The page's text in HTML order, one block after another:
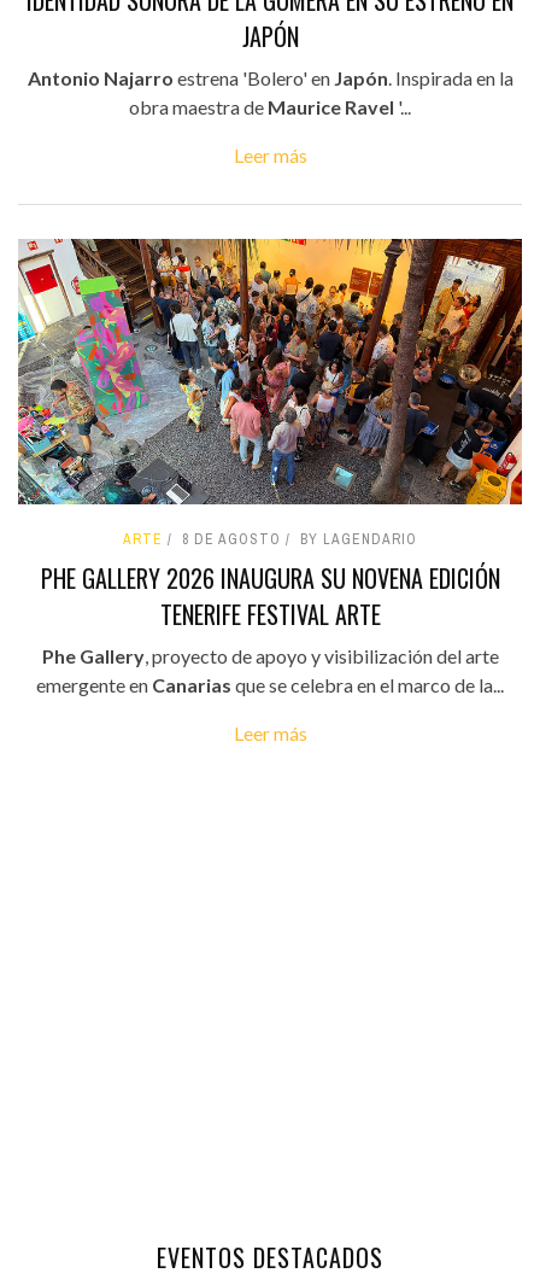
JAPÓN
Antonio Najarro estrena 'Bolero' en Japón. Inspirada en la
obra maestra de Maurice Ravel '...
Leer más
ARTE 8 DE AGOSTO BY LAGENDARIO
PHE GALLERY 2026 INAUGURA SU NOVENA EDICIÓN
TENERIFE FESTIVAL ARTE
Phe Gallery, proyecto de apoyo y visibilización del arte
emergente en Canarias que se celebra en el marco de la...
Leer más
EVENTOS DESTACADOS